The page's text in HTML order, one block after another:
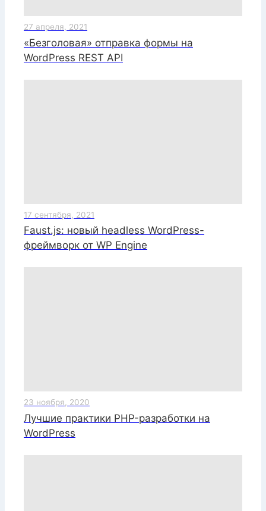
27 апреля, 2021
«Безголовая» отправка формы на
WordPress REST API
17 сентября, 2021
Faust.js: новый headless WordPress-
фреймворк от WP Engine
23 ноября, 2020
Лучшие практики PHP-разработки на
WordPress